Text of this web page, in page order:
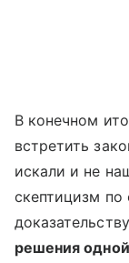
В конечном
встретить
искали и не
скептицизм
решения